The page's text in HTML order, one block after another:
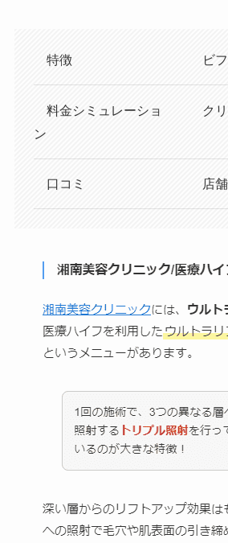
特徴 ビ
料金シミュレーショ
ン
ク
口コミ 店